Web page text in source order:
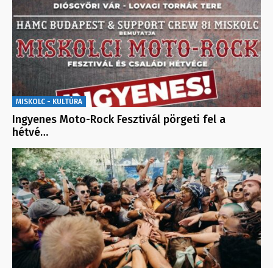
MISKOLC - KULTÚRA
Ingyenes Moto-Rock Fesztivál pörgeti fel a
hétvé…